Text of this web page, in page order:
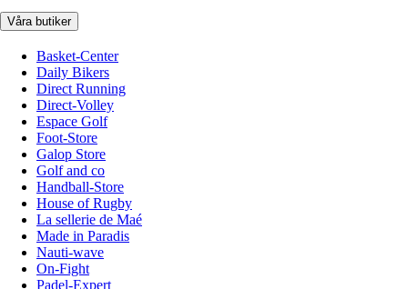
Våra butiker
Basket-Center
Daily Bikers
Direct Running
Direct-Volley
Espace Golf
Foot-Store
Galop Store
Golf and co
Handball-Store
House of Rugby
La sellerie de Maé
Made in Paradis
Nauti-wave
On-Fight
Padel-Expert